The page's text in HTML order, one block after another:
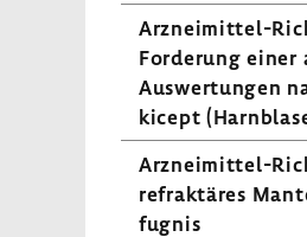
Arzneimittel-​
Forde­rung einer
Auswer­tungen
ki­cept
Arzneimittel-​
refrak­täres
fugnis